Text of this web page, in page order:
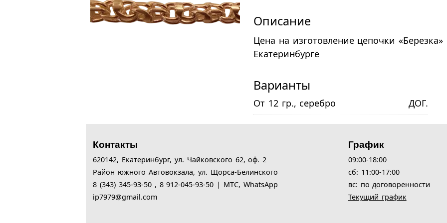
Описание
Цена на изготовление цепочки
Екатеринбурге
Варианты
От 12 гр., серебро ДОГ.
Контакты
620142, Екатеринбург,ул. Чайковского 62,оф. 2
Район южного Автовокзала, ул. Щорса-Белинского
8 (343) 345-93-50 , 8 912-045-93-50 | МТС, WhatsApp
ip7979@gmail.com
График
09:00-18:00
cб: 11:00-17:00
вс: по договоренности
Текущий график